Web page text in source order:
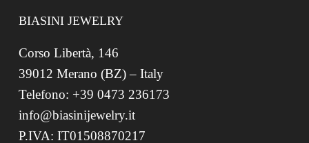
BIASINI JEWELRY
Corso Libertà, 146
39012 Merano (BZ) – Italy
Telefono: +39 0473 236173
info@biasinijewelry.it
P.IVA: IT01508870217